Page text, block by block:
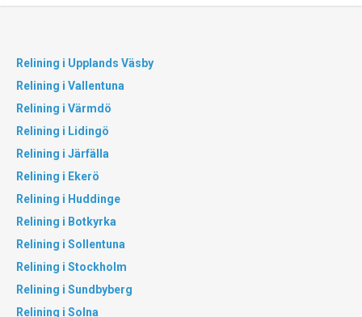
Relining i Upplands Väsby
Relining i Vallentuna
Relining i Värmdö
Relining i Lidingö
Relining i Järfälla
Relining i Ekerö
Relining i Huddinge
Relining i Botkyrka
Relining i Sollentuna
Relining i Stockholm
Relining i Sundbyberg
Relining i Solna